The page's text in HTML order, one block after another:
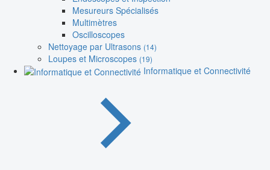
Mesureurs Spécialisés
Multimètres
Oscilloscopes
Nettoyage par Ultrasons (14)
Loupes et Microscopes (19)
Informatique et Connectivité